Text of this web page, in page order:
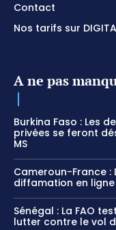
Contact
Nos tarifs sur
A ne pas
Burkina Faso : Les
privées se feront
MS
Cameroun-France :
diffamation en
Sénégal : La FAO
lutter contre le vol